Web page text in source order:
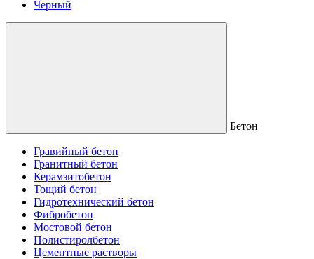
Черный
Бетон
Гравийный бетон
Гранитный бетон
Керамзитобетон
Тощий бетон
Гидротехнический бетон
Фибробетон
Мостовой бетон
Полистиролбетон
Цементные растворы